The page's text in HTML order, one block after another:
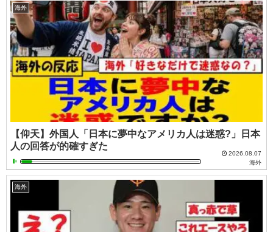
海外
【仰天】外国人「日本に夢中なアメリカ人は迷惑?」日本
人の回答が的確すぎた
2026.08.07
海外
海外